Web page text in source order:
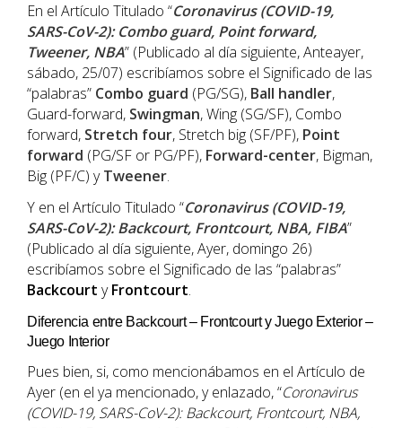
En el Artículo Titulado “Coronavirus (COVID-19,
SARS-CoV-2): Combo guard, Point forward,
Tweener, NBA” (Publicado al día siguiente, Anteayer,
sábado, 25/07) escribíamos sobre el Significado de las
“palabras” Combo guard (PG/SG), Ball handler,
Guard-forward, Swingman, Wing (SG/SF), Combo
forward, Stretch four, Stretch big (SF/PF), Point
forward (PG/SF or PG/PF), Forward-center, Bigman,
Big (PF/C) yTweener.
Y en el Artículo Titulado “Coronavirus (COVID-19,
SARS-CoV-2): Backcourt, Frontcourt, NBA, FIBA”
(Publicado al día siguiente, Ayer, domingo 26)
escribíamos sobre el Significado de las “palabras”
Backcourt yFrontcourt.
Diferencia entre Backcourt – Frontcourt y Juego Exterior –
Juego Interior
Pues bien, si, como mencionábamos en el Artículo de
Ayer (en el ya mencionado, y enlazado, “Coronavirus
(COVID-19, SARS-CoV-2): Backcourt, Frontcourt, NBA,